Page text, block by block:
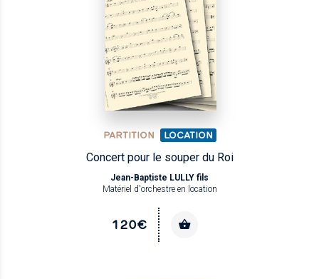
PARTITION LOCATION
Concert pour le souper du Roi
Jean-Baptiste LULLY fils
Matériel d'orchestre en location
120€